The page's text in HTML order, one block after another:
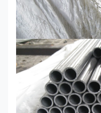
R.R.
Une
N
4140
Ressources
humaines